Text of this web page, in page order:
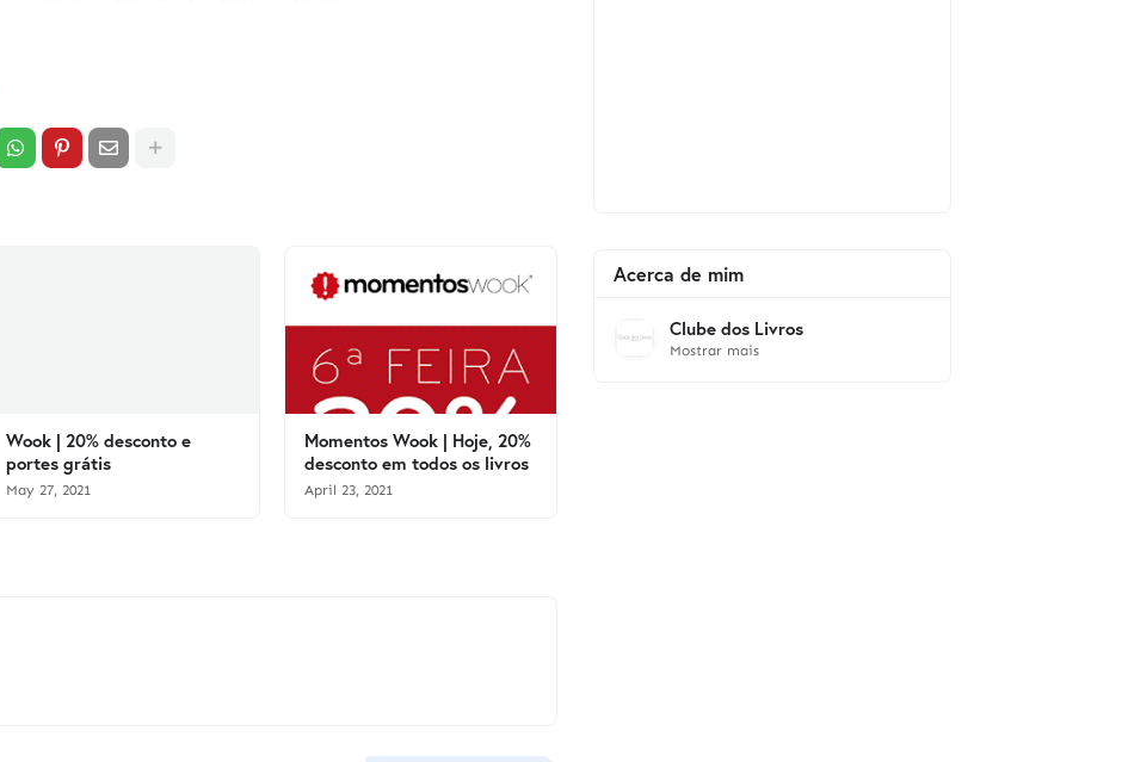
Wook | 20% desconto e
portes grátis
May 27, 2021
Momentos Wook | Hoje, 20%
desconto em todos os livros
April 23, 2021
Acerca de mim
Clube dos Livros
Mostrar mais